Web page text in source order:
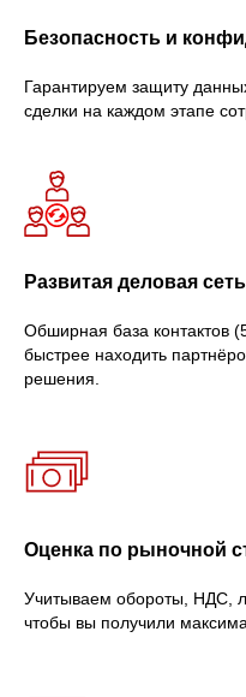
Безопасность и
Гарантируем защиту
сделки на каждом этапе
Развитая деловая сеть
Обширная база контактов
быстрее находить
решения.
Оценка по рыночной
Учитываем обороты, НДС,
чтобы вы получили